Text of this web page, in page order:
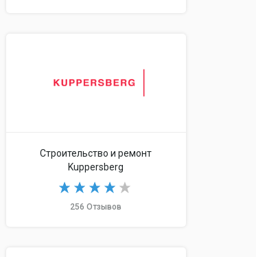
Строительство и ремонт
Kuppersberg
256 Отзывов